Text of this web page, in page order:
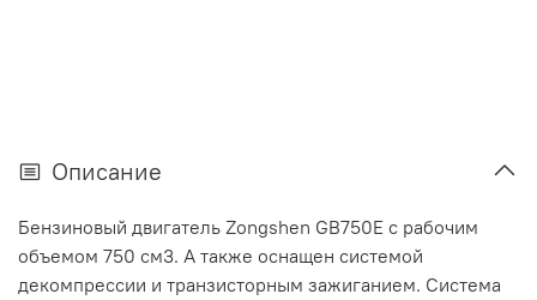
Описание
Бензиновый двигатель Zongshen GB750E с рабочим
объемом 750 см3. А также оснащен системой
декомпрессии и транзисторным зажиганием. Система